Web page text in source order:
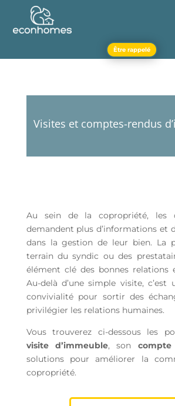
Être rappelé
Visites et comptes-rendus
Au sein de la copropriété, les
demandent plus d’informations et
dans la gestion de leur bien. La
terrain du syndic ou des
élément clé des bonnes relations
Au-delà d’une simple visite,
convivialité pour sortir des
privilégier les relations humaines.
Vous trouverez ci-dessous les
visite d’immeuble, son
solutions pour améliorer la
copropriété.